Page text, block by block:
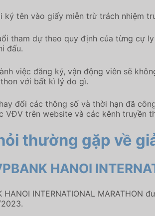
ký tên vào giấy miễn trừ trách nhiệm
tham dự theo quy định của từng cự
đấu.
việc đăng ký, vận động viên sẽ
với bất kì lý do gì.
đổi các thông số và thời hạn đã
VĐV trên website và các kênh truyền
thường gặp về
HANOI
HANOI INTERNATIONAL